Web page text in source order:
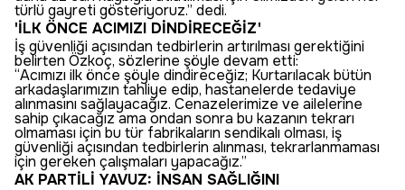
türlü gayreti gösteriyoruz.” dedi.
'İLK ÖNCE ACIMIZI DİNDİRECEĞİZ'
İş güvenliği açısından tedbirlerin artırılması gerektiğini
belirten Özkoç, sözlerine şöyle devam etti:
“Acımızı ilk önce şöyle dindireceğiz; Kurtarılacak bütün
arkadaşlarımızın tahliye edip, hastanelerde tedaviye
alınmasını sağlayacağız. Cenazelerimize ve ailelerine
sahip çıkacağız ama ondan sonra bu kazanın tekrarı
olmaması için bu tür fabrikaların sendikalı olması, iş
güvenliği açısından tedbirlerin alınması, tekrarlanmaması
için gereken çalışmaları yapacağız.”
AK PARTİLİ YAVUZ: İNSAN SAĞLIĞINI